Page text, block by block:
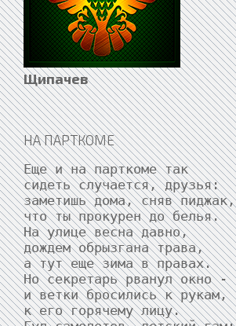
Щипачев
НА ПАРТКОМЕ
Еще и на парткоме так
сидеть случается, друзья:
заметишь дома, сняв пиджак,
что ты прокурен до белья.
На улице весна давно,
дождем обрызгана трава,
а тут еще зима в правах.
Но секретарь рванул окно -
и ветки бросились к рукам,
к его горячему лицу.